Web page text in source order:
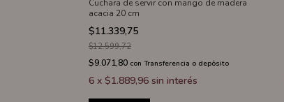
Cuchara de servir con mango de madera
acacia 20 cm
$11.339,75
$12.599,72
$9.071,80 con Transferencia o depósito
6 x $1.889,96 sin interés